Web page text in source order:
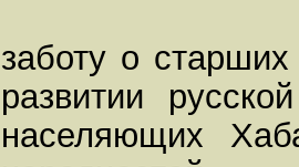
заботу о
развитии
населяющих